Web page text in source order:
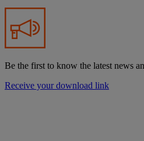
Be the first to know the latest news
Receive your download link